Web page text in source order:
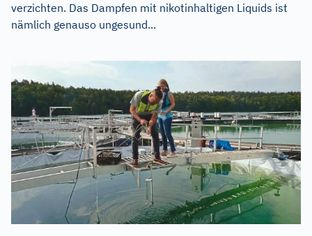
verzichten. Das Dampfen mit nikotinhaltigen Liquids ist
nämlich genauso ungesund...